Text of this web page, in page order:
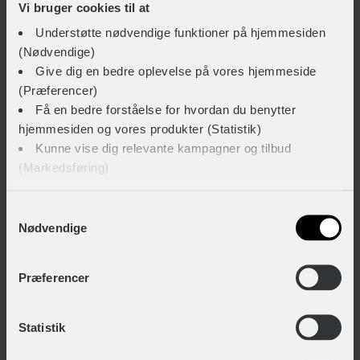
Vi bruger cookies til at
Understøtte nødvendige funktioner på hjemmesiden
(Nødvendige)
Give dig en bedre oplevelse på vores hjemmeside
(Præferencer)
Få en bedre forståelse for hvordan du benytter
hjemmesiden og vores produkter (Statistik)
Kunne vise dig relevante kampagner og tilbud
(Markedsføring)
cookies til alle disse formål. Du kan også bruge
formål. Vælg formål og ‘Gem indstillinger’.
Du kan til enhver tid trække dit samtykke tilbage eller
ændre det ved at klikke på linket "Brug af cookies"
Nødvendige
Præferencer
Statistik
Vindjakke
STØRRELSE OG VÆGT
Vægt
300 g
Ærmelængde
85 % Nylon,15 % Elastan
LIGNENDE PRODUKTER